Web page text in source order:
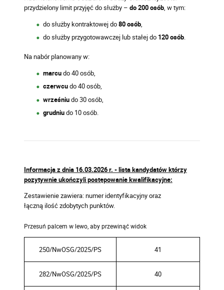
przydzielony limit przyjęć do służby – do 200 osób, w tym:
do służby kontraktowej do80 osób
do służby przygotowawczej lub stałej do 120 osób.
Na nabór planowany w:
marcudo 40 osób,
czerwcudo 40 osób,
wrześniudo 30 osób,
grudniudo 10 osób.
Informacja z dnia 16.03.2026 r. - lista kandydatów którzy
pozytywnie ukończyli postępowanie kwalifikacyjne:
Zestawienie zawiera: numer identyfikacyjny oraz
łączną ilość zdobytych punktów.
250/NwOSG/2025/PS 41
282/NwOSG/2025/PS 40